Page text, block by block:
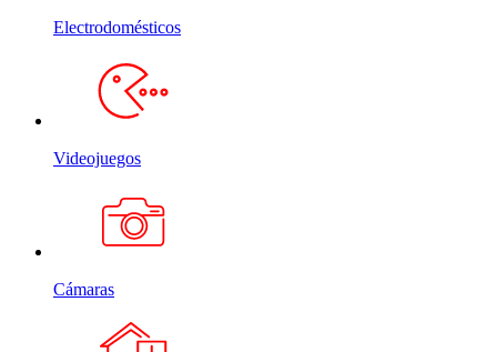
Electrodomésticos
Videojuegos
Cámaras